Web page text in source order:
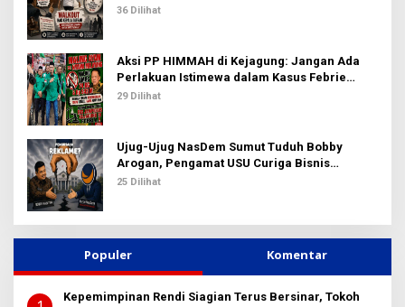
Terbuang Sia-sia
36 Dilihat
Aksi PP HIMMAH di Kejagung: Jangan Ada
Perlakuan Istimewa dalam Kasus Febrie
Adriansyah
29 Dilihat
Ujug-Ujug NasDem Sumut Tuduh Bobby
Arogan, Pengamat USU Curiga Bisnis
Reklame
25 Dilihat
Populer Komentar
Kepemimpinan Rendi Siagian Terus Bersinar, Tokoh